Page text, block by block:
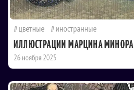
цветные иностранные
ИЛЛЮСТРАЦИИ МАРЦИНА МИНОРА
26 ноября 2025